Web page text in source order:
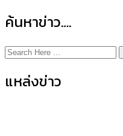
ค้นหาข่าว….
แหล่งข่าว